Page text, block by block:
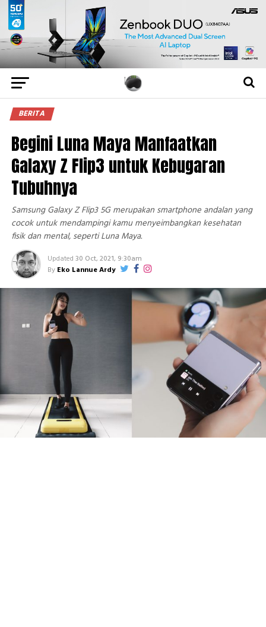
BERITA
Begini Luna Maya Manfaatkan
Galaxy Z Flip3 untuk Kebugaran
Tubuhnya
Samsung Galaxy Z Flip3 5G merupakan smartphone andalan yang
cocok untuk mendampingi kamu menyeimbangkan kesehatan
fisik dan mental, seperti Luna Maya.
Updated 30 Oct, 2021, 9:30am
By Eko Lannue Ardy